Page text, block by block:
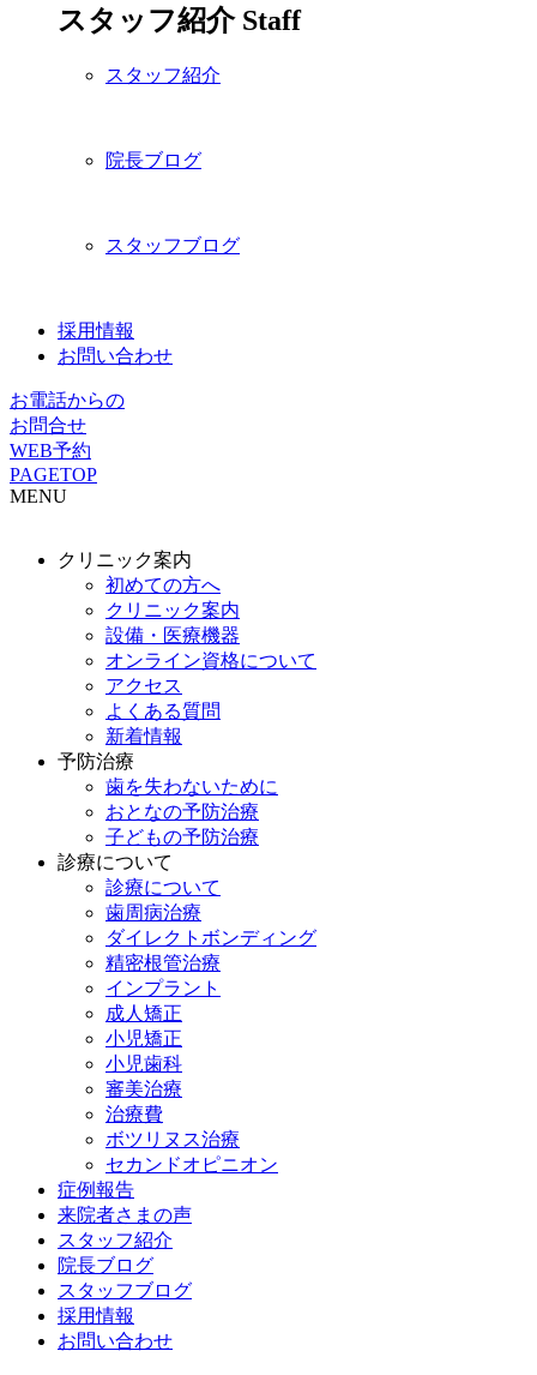
スタッフ紹介 Staff
スタッフ紹介
院長ブログ
スタッフブログ
採用情報
お問い合わせ
お電話からの
お問合せ
WEB予約
PAGETOP
MENU
クリニック案内
初めての方へ
クリニック案内
設備・医療機器
オンライン資格について
アクセス
よくある質問
新着情報
予防治療
歯を失わないために
おとなの予防治療
子どもの予防治療
診療について
診療について
歯周病治療
ダイレクトボンディング
精密根管治療
インプラント
成人矯正
小児矯正
小児歯科
審美治療
治療費
ボツリヌス治療
セカンドオピニオン
症例報告
来院者さまの声
スタッフ紹介
院長ブログ
スタッフブログ
採用情報
お問い合わせ